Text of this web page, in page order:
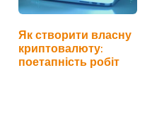
Як створити власну
криптовалюту:
поетапність робіт